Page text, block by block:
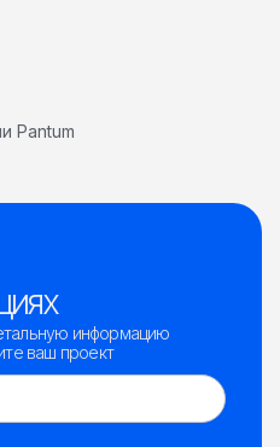
Pantum
информацию
ваш проект